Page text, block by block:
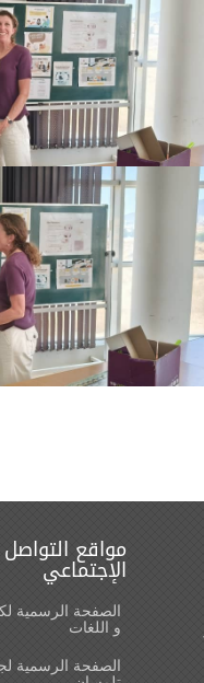
مواقع التواصل
الإجتماعي
الصفحة الرسمية
و اللغات‎
الصفحة الرسمية